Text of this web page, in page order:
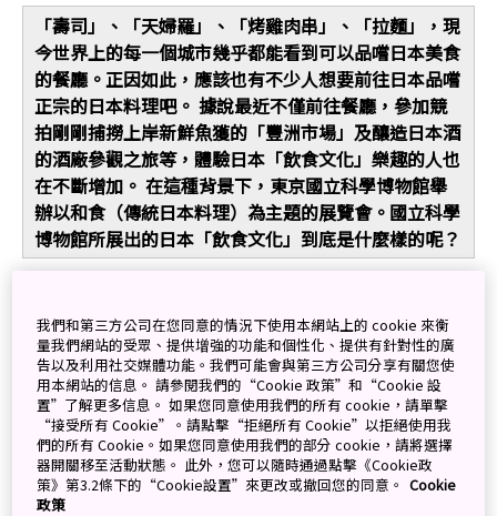
「壽司」、「天婦羅」、「烤雞肉串」、「拉麵」，現
今世界上的每一個城市幾乎都能看到可以品嚐日本美食
的餐廳。正因如此，應該也有不少人想要前往日本品嚐
正宗的日本料理吧。 據說最近不僅前往餐廳，參加競
拍剛剛捕撈上岸新鮮魚獲的「豐洲市場」及釀造日本酒
的酒廠參觀之旅等，體驗日本「飲食文化」樂趣的人也
在不斷增加。 在這種背景下，東京國立科學博物館舉
辦以和食（傳統日本料理）為主題的展覽會。國立科學
博物館所展出的日本「飲食文化」到底是什麼樣的呢？
2013年聯合國教科文組織將和食列為世界無形文化遺產。
繼「法國的美食術」、「墨西哥的傳統料理」、「土耳其
Kashkak（麥粥）的傳統料理」等之後，作為「和食；日
本人的傳統飲食文化」而登錄的和食。聯合國教科文組織
認定為世界無形文化遺產的重點是什麼呢？
我們和第三方公司在您同意的情況下使用本網站上的 cookie 來衡
量我們網站的受眾、提供增強的功能和個性化、提供有針對性的廣
告以及利用社交媒體功能。我們可能會與第三方公司分享有關您使
用本網站的信息。 請參閱我們的“Cookie 政策”和“Cookie 設
置”了解更多信息。 如果您同意使用我們的所有 cookie，請單擊
“接受所有 Cookie”。請點擊“拒絕所有 Cookie”以拒絕使用我
們的所有 Cookie。如果您同意使用我們的部分 cookie，請將選擇
器開關移至活動狀態。 此外，您可以隨時通過點擊《Cookie政
策》第3.2條下的“Cookie設置”來更改或撤回您的同意。 Cookie
政策